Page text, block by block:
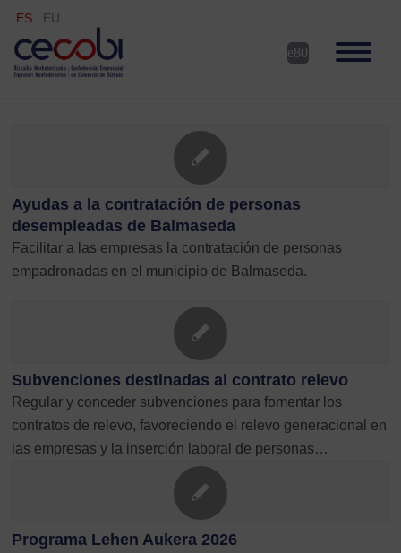
ES EU
Ayudas a la contratación de personas
desempleadas de Balmaseda
Facilitar a las empresas la contratación de personas
empadronadas en el municipio de Balmaseda.
Subvenciones destinadas al contrato relevo
Regular y conceder subvenciones para fomentar los
contratos de relevo, favoreciendo el relevo generacional en
las empresas y la inserción laboral de personas…
Programa Lehen Aukera 2026